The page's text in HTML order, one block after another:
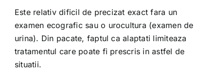
Este relativ dificil de precizat exact fara un
examen ecografic sau o urocultura (examen de
urina). Din pacate, faptul ca alaptati limiteaza
tratamentul care poate fi prescris in astfel de
situatii.